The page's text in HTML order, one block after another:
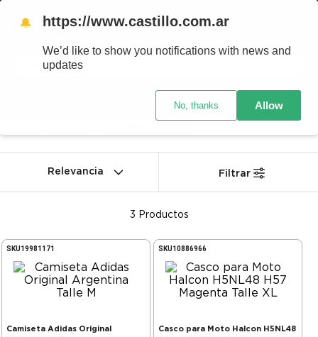
Crédito Castillo
Relevancia Filtrar
3 Productos
SKU19981171
Camiseta Adidas Original
SKU10886966
Casco para Moto Halcon H5NL48
🔔 https://www.castillo.com.ar
We’d like to show you notifications with news and
updates
No, thanks Allow